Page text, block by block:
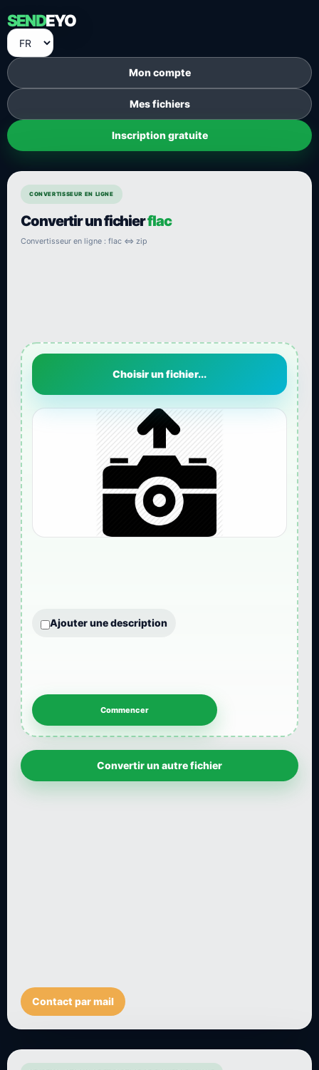
SENDEYO
Mon compte
Mes fichiers
Inscription gratuite
CONVERTISSEUR EN LIGNE
Convertir un fichierflac
Convertisseur en ligne : flac ⇔ zip
Choisir un fichier...
Ajouter une description
Convertir un autre fichier
Contact par mail